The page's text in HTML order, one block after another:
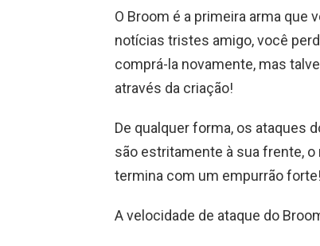
O Broom é a primeira arma que
notícias tristes amigo, você
comprá-la novamente, mas
através da criação!
De qualquer forma, os ataques
são estritamente à sua frente,
termina com um empurrão forte!
A velocidade de ataque do